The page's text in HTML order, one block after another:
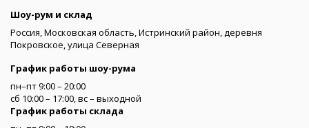
Шоу-рум и склад
Россия, Московская область, Истринский район, деревня
Покровское, улица Северная
График работы шоу-рума
пн–пт 9:00 – 20:00
сб 10:00 – 17:00, вс – выходной
График работы склада